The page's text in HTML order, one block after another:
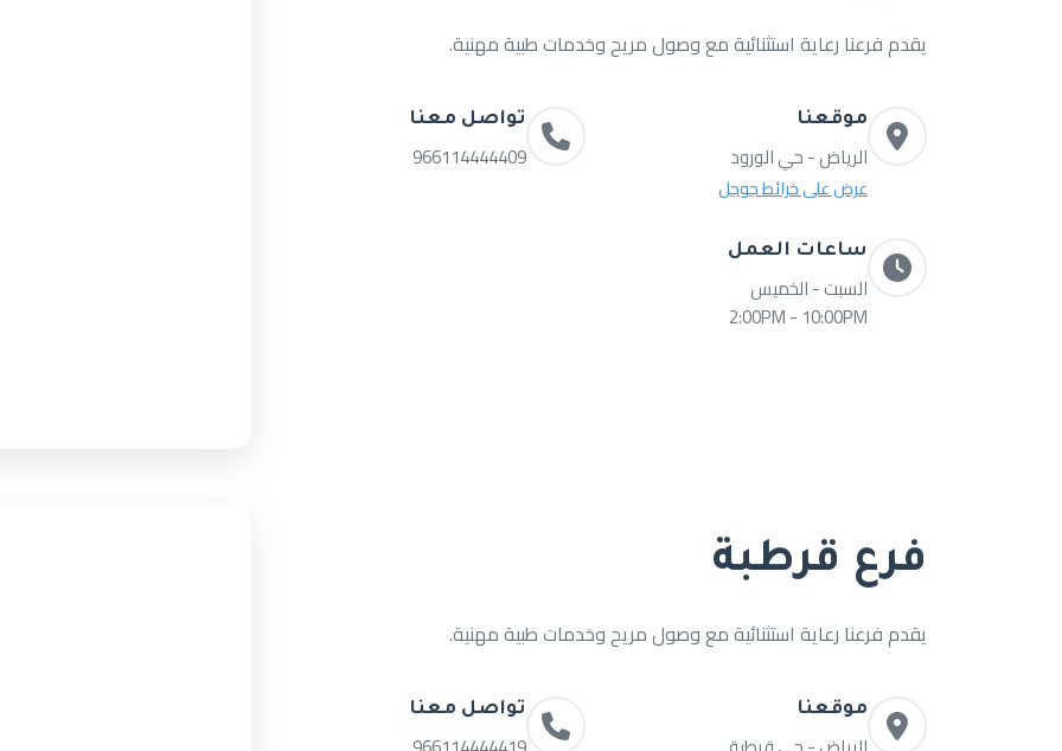
يقدم فرعنا رعاية استثنائية مع وصول مريح وخدمات طبية مهنية.
موقعنا
الرياض - حي الورود
عرض على خرائط جوجل
تواصل معنا
966114444409
ساعات العمل
السبت - الخميس
2:00PM - 10:00PM
فرع قرطبة
يقدم فرعنا رعاية استثنائية مع وصول مريح وخدمات طبية مهنية.
موقعنا تواصل معنا